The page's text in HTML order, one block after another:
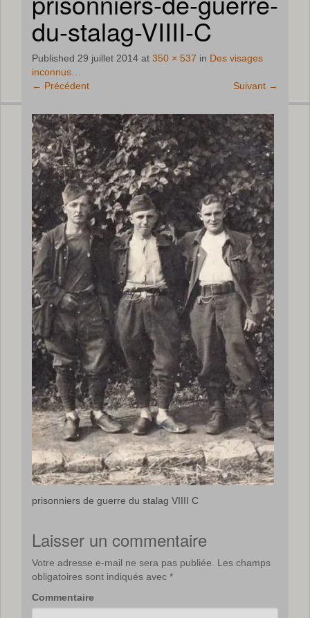
du-stalag-VIIII-C
Published 29 juillet 2014 at 350 × 537 in Des visages
inconnus…
← Précédent Suivant →
prisonniers de guerre du stalag VIIII C
Laisser un commentaire
Votre adresse e-mail ne sera pas publiée.
Les champs
obligatoires sont indiqués avec *
Commentaire